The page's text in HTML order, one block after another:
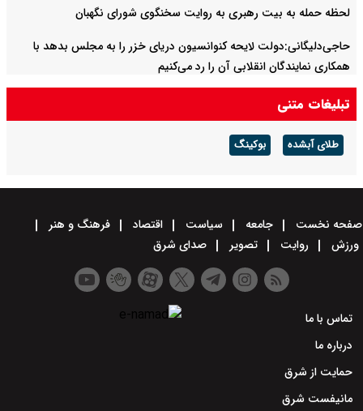
لحظه حمله به بیت رهبری به روایت سخنگوی شورای نگهبان
حاجی‌دلیگانی:دولت لایحه کنوانسیون دریای خزر را به مجلس بدهد با
همکاری نمایندگان انقلابی آن را رد می‌کنیم
تبلیغات متنی
طلای آبشده بوکینگ
صفحه نخست جامعه سیاست اقتصاد
فرهنگ و هنر
ورزش
روایت تصویر صدای شرق
تماس با ما
درباره ما
حمایت از شرق
مانیفست شرق